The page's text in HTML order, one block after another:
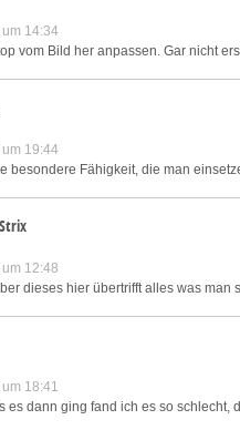
14:34
vom Bild her anpassen. Gar nicht
19:44
besondere Fähigkeit, die man
12:48
dieses hier übertrifft alles was
18:41
es dann ging fand ich es so